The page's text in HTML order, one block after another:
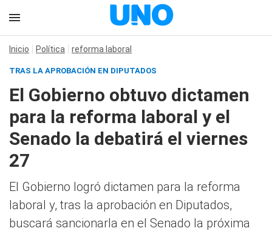
Inicio Política reforma laboral
TRAS LA APROBACIÓN EN DIPUTADOS
El Gobierno obtuvo dictamen
para la reforma laboral y el
Senado la debatirá el viernes
27
El Gobierno logró dictamen para la reforma
laboral y, tras la aprobación en Diputados,
buscará sancionarla en el Senado la próxima